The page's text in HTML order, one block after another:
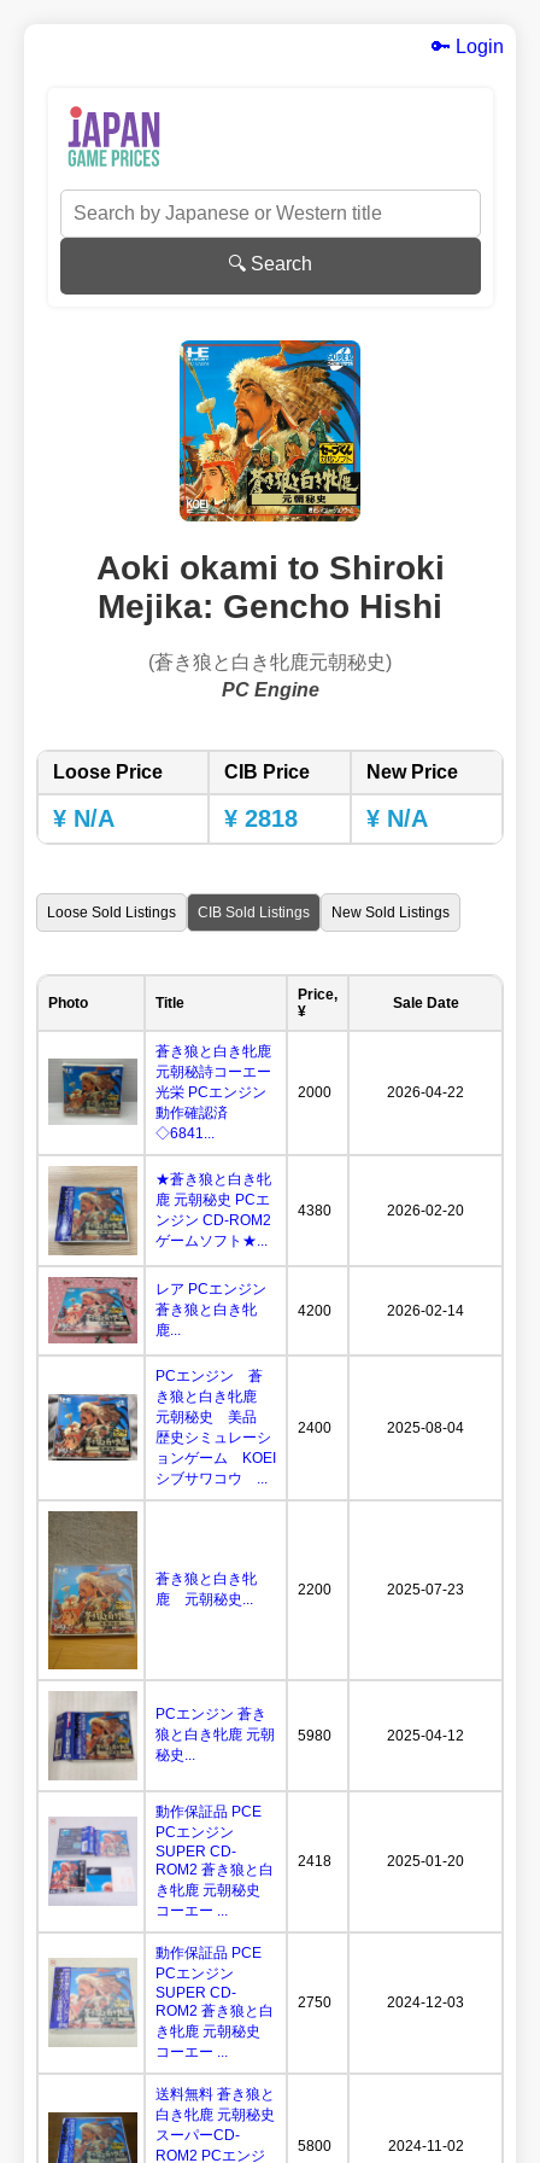
🔑 Login
🔍 Search
Aoki okami to Shiroki
Mejika: Gencho Hishi
(蒼き狼と白き牝鹿元朝秘史)
PC Engine
Loose Price CIB Price New Price
¥ N/A ¥ 2818 ¥ N/A
Loose Sold Listings CIB Sold Listings New Sold Listings
Photo Title
Price,
¥
Sale Date
蒼き狼と白き牝鹿
元朝秘詩コーエー
光栄 PCエンジン
動作確認済
◇6841...
2000 2026-04-22
★蒼き狼と白き牝
鹿 元朝秘史 PCエ
ンジン CD-ROM2
ゲームソフト★...
4380 2026-02-20
レア PCエンジン
蒼き狼と白き牝
鹿...
4200 2026-02-14
PCエンジン 蒼
き狼と白き牝鹿
元朝秘史 美品
歴史シミュレーシ
ョンゲーム KOEI
シブサワコウ ...
2400 2025-08-04
蒼き狼と白き牝
鹿 元朝秘史...
2200 2025-07-23
PCエンジン 蒼き
狼と白き牝鹿 元朝
秘史...
5980 2025-04-12
動作保証品 PCE
PCエンジン
SUPER CD-
ROM2 蒼き狼と白
き牝鹿 元朝秘史
コーエー ...
2418 2025-01-20
動作保証品 PCE
PCエンジン
SUPER CD-
ROM2 蒼き狼と白
き牝鹿 元朝秘史
コーエー ...
2750 2024-12-03
送料無料 蒼き狼と
白き牝鹿 元朝秘史
スーパーCD-
ROM2 PCエンジ
5800 2024-11-02